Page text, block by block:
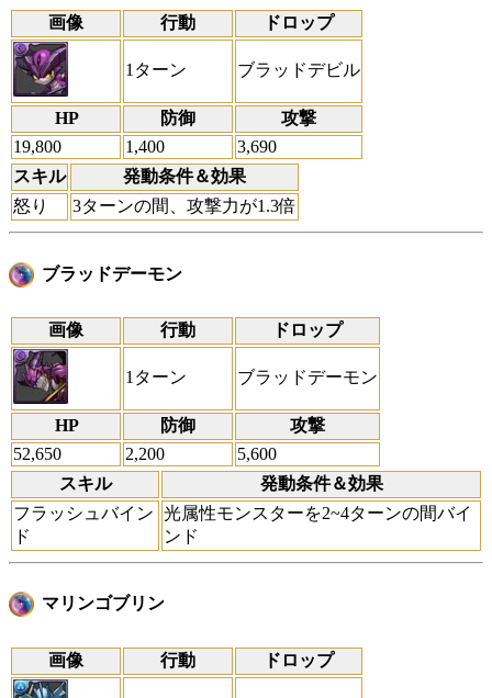
画像 行動 ドロップ
1ターン ブラッドデビル
HP 防御
攻撃
19,800
1,400
3,690
スキル
発動条件＆効果
怒り
3ターンの間、攻撃力が1.3倍
ブラッドデーモン
画像 行動 ドロップ
1ターン ブラッドデーモン
HP 防御
攻撃
52,650
2,200
5,600
スキル
発動条件＆効果
フラッシュバイン
ド
光属性モンスターを2~4ターンの間バイ
ンド
マリンゴブリン
画像 行動 ドロップ